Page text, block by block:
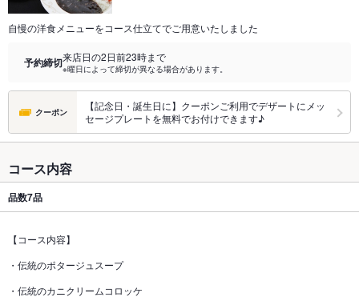
自慢の洋食メニューをコース仕立てでご用意いたしました
予約締切来店日の2日前23時まで
※曜日によって締切が異なる場合があります。
クーポン
【記念日・誕生日に】クーポンご利用でデザートにメッ
セージプレートを無料でお付けできます♪
コース内容
品数7品
【コース内容】
・伝統のポタージュスープ
・伝統のカニクリームコロッケ